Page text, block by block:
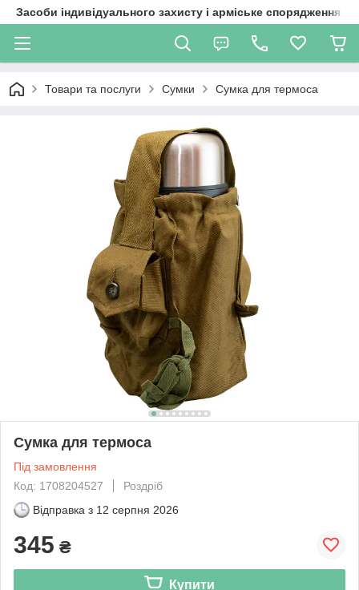
Засоби індивідуального захисту і арміське спорядження
Товари та послуги Сумки Сумка для термоса
Сумка для термоса
Під замовлення
Код: 1708204527
Роздріб
Відправка з 12 серпня 2026
345 ₴
Купити